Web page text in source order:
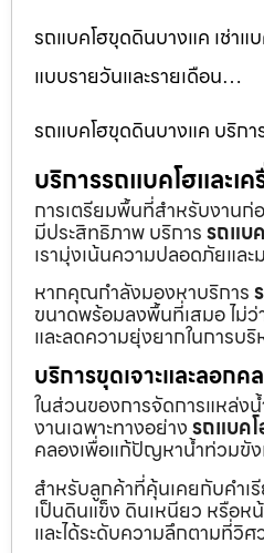
รถแบคโฮขุดดินบางแค เช่า
แบบรายวันและรายเดือน…
รถแบคโฮขุดดินบางแค บริกา
บริการรถแบคโฮและ
การเตรียมพื้นที่สำหรับงานก่
มีประสิทธิภาพ บริการรถแบ
เรามุ่งเน้นความปลอดภัยแล
หากคุณกำลังมองหาบริการ
ขนาดพร้อมลงพื้นที่เสมอ ไม่ว่
และลดความยุ่งยากในการบ
บริการขุดเจาะและลอก
ในส่วนของการจัดการแหล่งน้
งานเฉพาะทางอย่างรถแบค
คลองเพื่อแก้ปัญหาน้ำท่วมขัง
สำหรับลูกค้าที่คุ้นเคยกับคำเ
เป็นดินแข็ง ดินเหนียว หรือห
และได้ระดับความลึกตามที่วิ